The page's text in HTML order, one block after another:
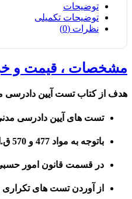
توضیحات
توضیحات تکمیلی
نظرات (0)
مشخصات ، قیمت و
هدف از کتاب تست آیین دادرسی
تست های آیین دادرسی مدنی از سال 1379 به بعد و تست های ناظر بر قانون شوراهای حل اختلاف (قسمت مربوط به امور
باتوجه به مواد 477 و 570 ق.ا.د.ک. از آوردن تست های ناظر بر ماده 18 اصلاحی قانون تشکیل دادگاه های عمومی و انقلاب خودداری شده است.
در قسمت قانون امور حسبی
از آوردن تست های